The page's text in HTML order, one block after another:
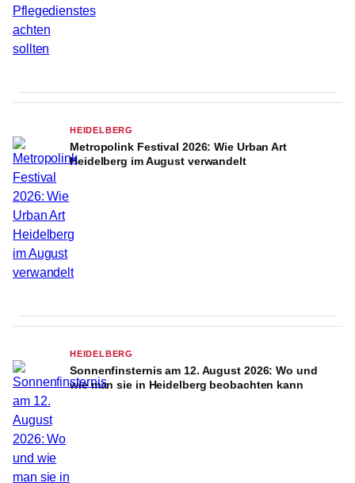
HEIDELBERG
Metropolink Festival 2026: Wie Urban Art
Heidelberg im August verwandelt
HEIDELBERG
Sonnenfinsternis am 12. August 2026: Wo und
wie man sie in Heidelberg beobachten kann